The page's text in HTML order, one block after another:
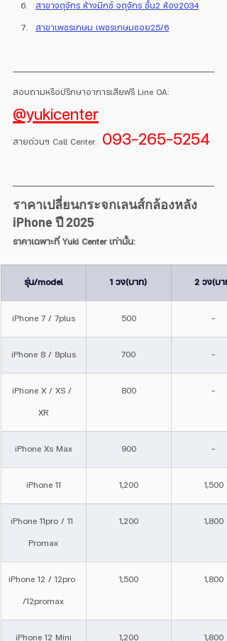
สาขาจตุจักร ห้างมิกซ์ จตุจักร ชั้น2 ห้อง2034
สาขาเพชรเกษม เพชรเกษมซอย25/6
สอบถามหรือปรึกษาอาการเสียฟรี Line OA:
@yukicenter
สายด่วนๆ Call Center: 093-265-5254
ราคาเปลี่ยนกระจกเลนส์กล้องหลัง
iPhone ปี 2025
ราคาเฉพาะที่ Yuki Center เท่านั้น:
รุ่น/model 1 วง(บาท) 2 วง(บาท)
iPhone 7 / 7plus 500 -
iPhone 8 / 8plus 700 -
iPhone X / XS /
XR
800 -
iPhone Xs Max 900 -
iPhone 11 1,200 1,500
iPhone 11pro / 11
Promax
1,200 1,800
iPhone 12 / 12pro
/12promax
1,500 1,800
iPhone 12 Mini 1,200 1,800